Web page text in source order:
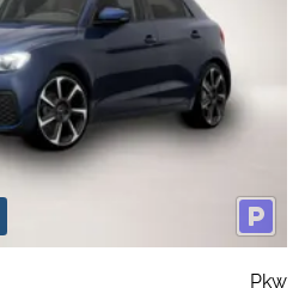
Pkw